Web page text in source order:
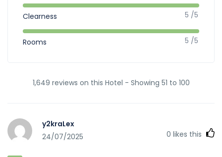
Clearness 5 /5
Rooms 5 /5
1,649 reviews on this Hotel - Showing 51 to 100
y2kraLex
24/07/2025
0 likes this